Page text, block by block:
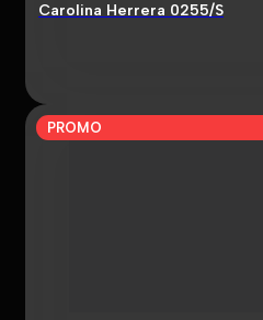
Carolina Herrera 0255/S
PROMO